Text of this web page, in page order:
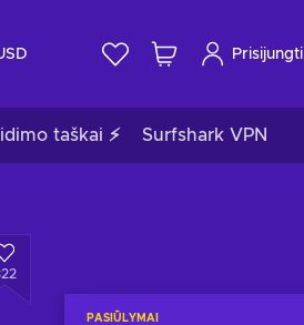
Prisijungti
taškai ⚡ Surfshark VPN
PASIŪLYMAI